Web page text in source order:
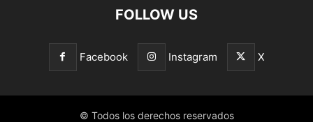
FOLLOW US
Facebook Instagram X
© Todos los derechos reservados